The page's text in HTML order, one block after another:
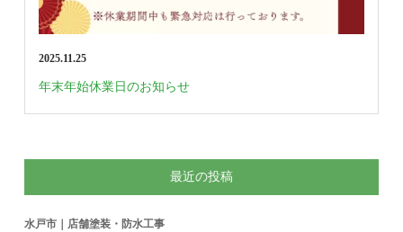
2025.11.25
年末年始休業日のお知らせ
最近の投稿
水戸市｜店舗塗装・防水工事